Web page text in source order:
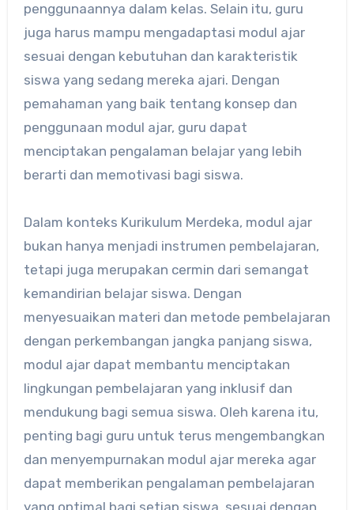
penggunaannya dalam kelas. Selain itu, guru
juga harus mampu mengadaptasi modul ajar
sesuai dengan kebutuhan dan karakteristik
siswa yang sedang mereka ajari. Dengan
pemahaman yang baik tentang konsep dan
penggunaan modul ajar, guru dapat
menciptakan pengalaman belajar yang lebih
berarti dan memotivasi bagi siswa.
Dalam konteks Kurikulum Merdeka, modul ajar
bukan hanya menjadi instrumen pembelajaran,
tetapi juga merupakan cermin dari semangat
kemandirian belajar siswa. Dengan
menyesuaikan materi dan metode pembelajaran
dengan perkembangan jangka panjang siswa,
modul ajar dapat membantu menciptakan
lingkungan pembelajaran yang inklusif dan
mendukung bagi semua siswa. Oleh karena itu,
penting bagi guru untuk terus mengembangkan
dan menyempurnakan modul ajar mereka agar
dapat memberikan pengalaman pembelajaran